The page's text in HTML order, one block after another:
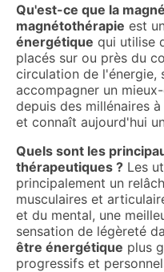
Qu'est-ce que la
magnétothérapie est
énergétique qui utilise
placés sur ou près du
circulation de l'énergie,
accompagner un
depuis des millénaires
et connaît aujourd'hui
Quels sont les
thérapeutiques ? Les
principalement un
musculaires et
et du mental, une
sensation de légèreté
être énergétique plus
progressifs et